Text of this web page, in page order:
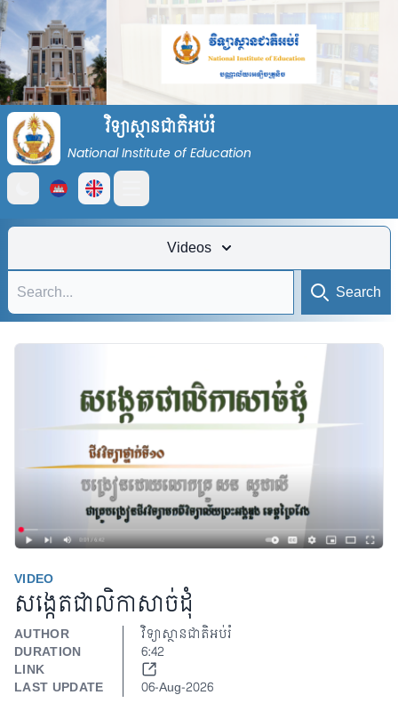
វិទ្យាស្ថានជាតិអប់រំ
National Institute of Education
Open main menu
Videos
Search
VIDEO
សង្កេតជាលិកាសាច់ដុំ
AUTHOR
វិទ្យាស្ថានជាតិអប់រំ
DURATION
6:42
LINK
LAST UPDATE
06-Aug-2026